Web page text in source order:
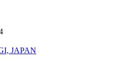
JAPAN